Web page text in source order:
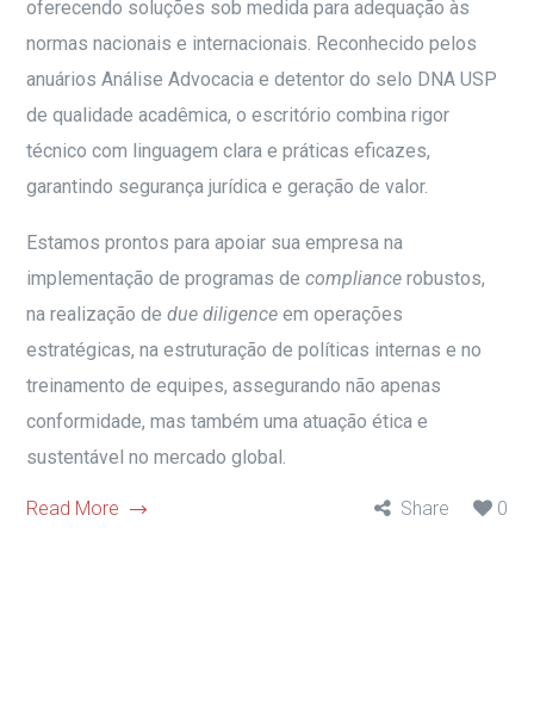
oferecendo soluções sob medida para adequação às
normas nacionais e internacionais. Reconhecido pelos
anuários Análise Advocacia e detentor do selo DNA USP
de qualidade acadêmica, o escritório combina rigor
técnico com linguagem clara e práticas eficazes,
garantindo segurança jurídica e geração de valor.
Estamos prontos para apoiar sua empresa na
implementação de programas decompliance robustos,
na realização dedue diligence em operações
estratégicas, na estruturação de políticas internas e no
treinamento de equipes, assegurando não apenas
conformidade, mas também uma atuação ética e
sustentável no mercado global.
Read More Share 0